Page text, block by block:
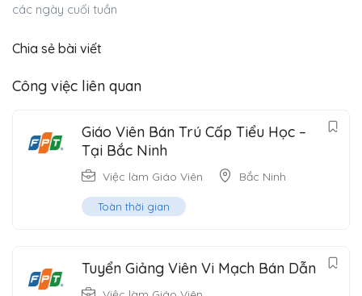
các ngày cuối tuần
Chia sẻ bài viết
Công việc liên quan
Giáo Viên Bán Trú Cấp Tiểu Học –
Tại Bắc Ninh
Việc làm Giáo Viên Bắc Ninh
Toàn thời gian
Tuyển Giảng Viên Vi Mạch Bán Dẫn